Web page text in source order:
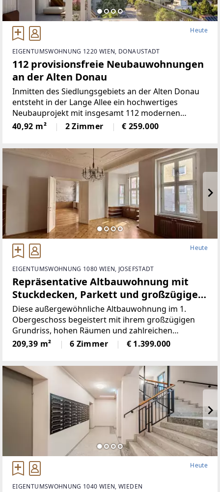
Heute
EIGENTUMSWOHNUNG 1220 WIEN, DONAUSTADT
112 provisionsfreie Neubauwohnungen
an der Alten Donau
Inmitten des Siedlungsgebiets an der Alten Donau
entsteht in der Lange Allee ein hochwertiges
Neubauprojekt mit insgesamt 112 modernen
Eigentumswohnungen, wovon drei als Maisonette-
Wohnungen geplant sind. Der architektonisch
40,92 m² 2 Zimmer € 259.000
Heute
EIGENTUMSWOHNUNG 1080 WIEN, JOSEFSTADT
Repräsentative Altbauwohnung mit
Stuckdecken, Parkett und großzügiger
Raumfolge
Diese außergewöhnliche Altbauwohnung im 1.
Obergeschoss begeistert mit ihrem großzügigen
Grundriss, hohen Räumen und zahlreichen
klassischen Stilelementen. Bereits beim Betreten
vermittelt der weitläufige Vorraum ein
209,39 m² 6 Zimmer € 1.399.000
Heute
EIGENTUMSWOHNUNG 1040 WIEN, WIEDEN